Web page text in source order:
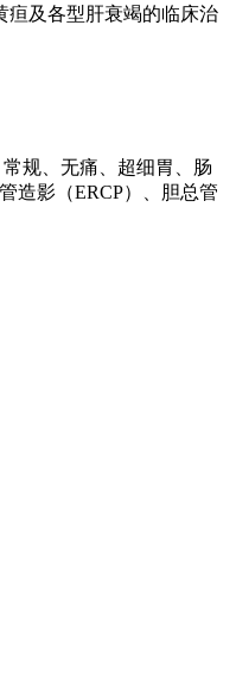
疸及各型肝衰竭的临床治
规、无痛、超细胃、肠
造影（ERCP）、胆总管